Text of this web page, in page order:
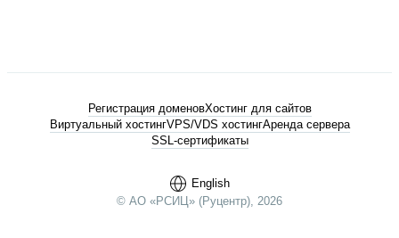
English
© АО «РСИЦ» (Руцентр), 2026
Регистрация доменовХостинг для сайтов
Виртуальный хостингVPS/VDS хостингАренда сервера
SSL-сертификаты